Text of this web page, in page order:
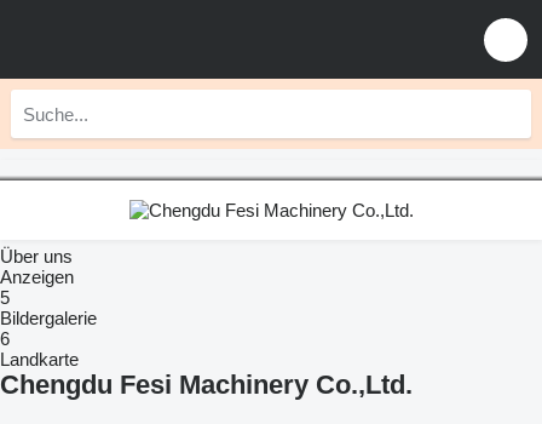
Über uns
Anzeigen
5
Bildergalerie
6
Landkarte
Chengdu Fesi Machinery Co.,Ltd.